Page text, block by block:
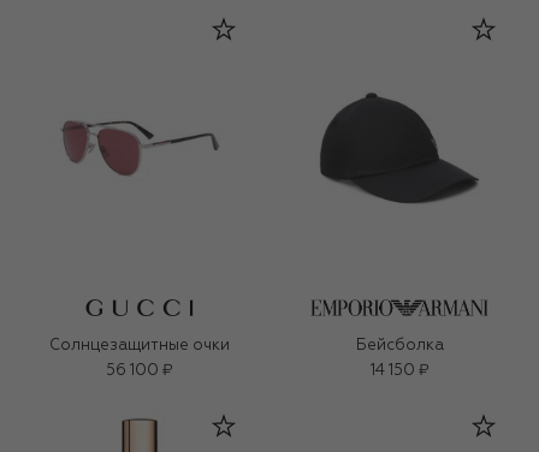
Солнцезащитные очки
56 100 ₽
Бейсболка
14 150 ₽